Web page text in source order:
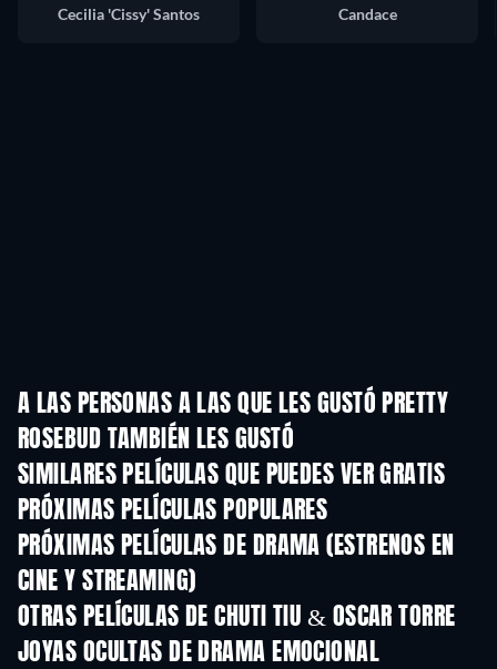
Cecilia 'Cissy' Santos
Candace
A LAS PERSONAS A LAS QUE LES GUSTÓ PRETTY
ROSEBUD TAMBIÉN LES GUSTÓ
TV
SIMILARES PELÍCULAS QUE PUEDES VER GRATIS
PRÓXIMAS PELÍCULAS POPULARES
PRÓXIMAS PELÍCULAS DE DRAMA (ESTRENOS EN
CINE Y STREAMING)
OTRAS PELÍCULAS DE CHUTI TIU & OSCAR TORRE
JOYAS OCULTAS DE DRAMA EMOCIONAL
TV